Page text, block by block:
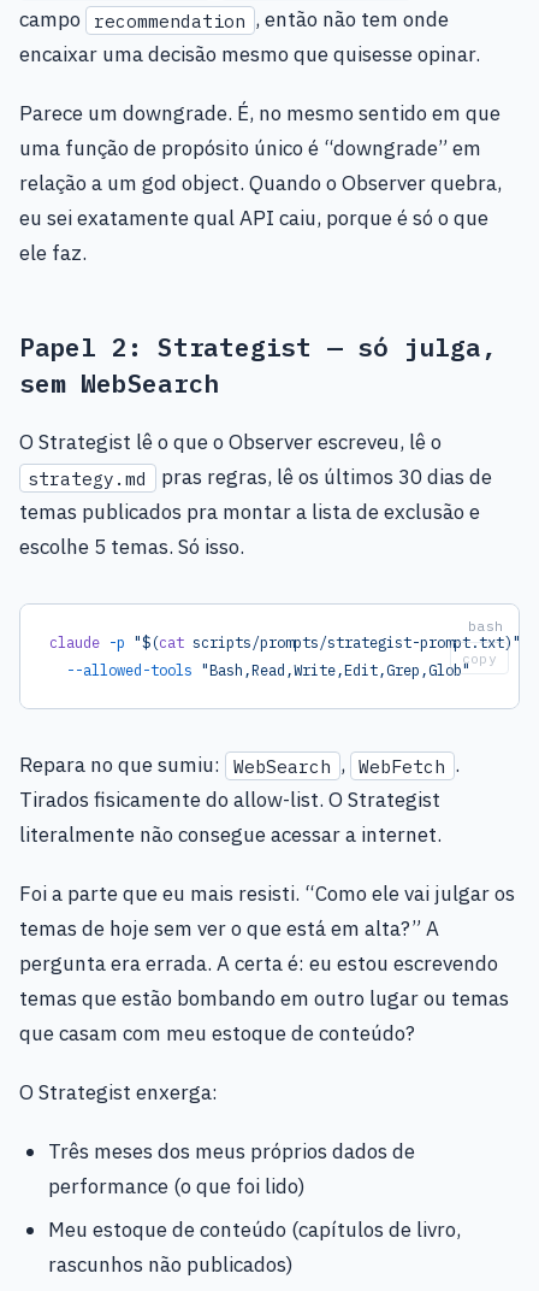
campo
recommendation , então não tem onde
encaixar uma decisão mesmo que quisesse opinar.
Parece um downgrade. É, no mesmo sentido em que
uma função de propósito único é “downgrade” em
relação a um god object. Quando o Observer quebra,
eu sei exatamente qual API caiu, porque é só o que
ele faz.
Papel 2: Strategist — só julga,
sem WebSearch
O Strategist lê o que o Observer escreveu, lê o
strategy.md
pras regras, lê os últimos 30 dias de
temas publicados pra montar a lista de exclusão e
escolhe 5 temas. Só isso.
claude -p "$(cat scripts/prompts/strategist-prompt.txt)"
  --allowed-tools
"Bash,Read,Write,Edit,Grep,Glob"
copy
Repara no que sumiu: WebSearch , WebFetch .
Tirados fisicamente do allow-list. O Strategist
literalmente não consegue acessar a internet.
Foi a parte que eu mais resisti. “Como ele vai julgar os
temas de hoje sem ver o que está em alta?” A
pergunta era errada. A certa é: eu estou escrevendo
temas que estão bombando em outro lugar ou temas
que casam com meu estoque de conteúdo?
O Strategist enxerga:
Três meses dos meus próprios dados de
performance (o que foi lido)
Meu estoque de conteúdo (capítulos de livro,
rascunhos não publicados)